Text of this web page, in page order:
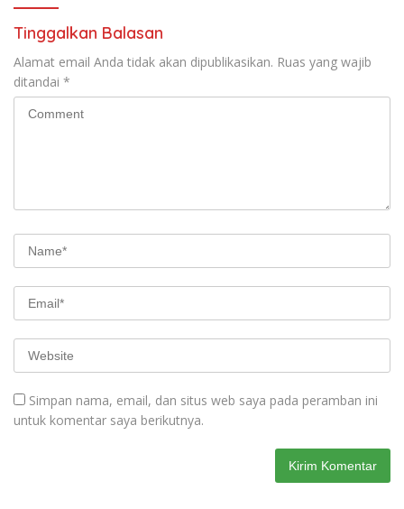
Tinggalkan Balasan
Alamat email Anda tidak akan dipublikasikan. Ruas yang wajib
ditandai *
Simpan nama, email, dan situs web saya pada peramban ini
untuk komentar saya berikutnya.